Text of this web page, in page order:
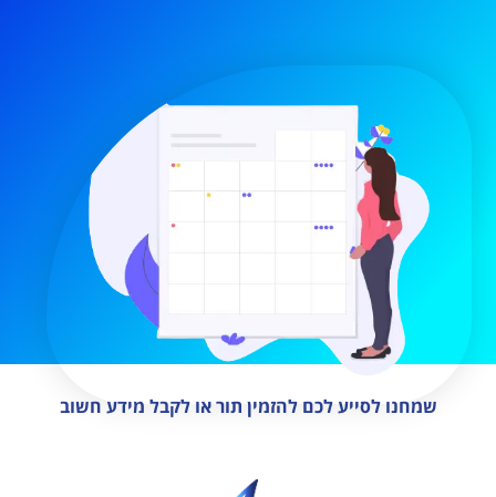
שמחנו לסייע לכם להזמין תור או לקבל מידע חשוב